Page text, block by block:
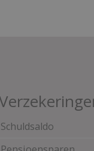
Schuldsaldo